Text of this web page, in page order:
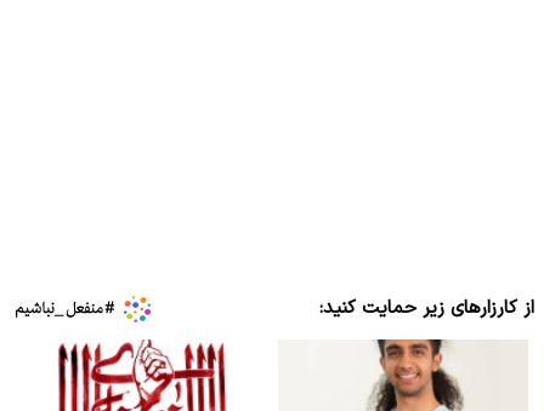
از کارزارهای زیر حمایت کنید: